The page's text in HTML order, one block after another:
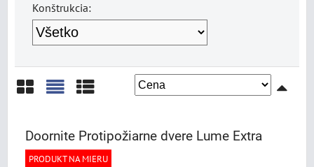
Konštrukcia:
Doornite Protipožiarne dvere Lume Extra
PRODUKT NA MIERU